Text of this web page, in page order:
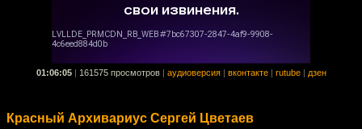
01:06:05 161575 просмотров аудиоверсия вконтакте rutube дзен
Красный Архивариус Сергей Цветаев